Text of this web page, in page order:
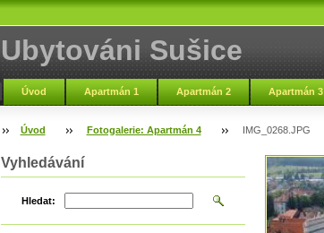
Ubytováni Sušice
Úvod Apartmán 1 Apartmán 2 Apartmán 3
Rezervace
Úvod Fotogalerie: Apartmán 4 IMG_0268.JPG
Vyhledávání
Hledat: